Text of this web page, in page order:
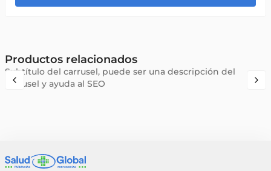
Productos relacionados
Subtítulo del carrusel, puede ser una descripción del
carrusel y ayuda al SEO